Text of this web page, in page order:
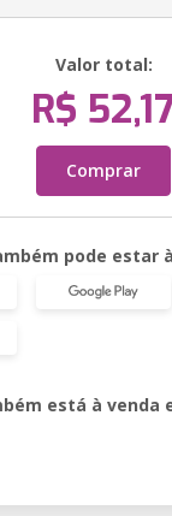
Valor total:
R$
Comprar
pode estar
está à venda